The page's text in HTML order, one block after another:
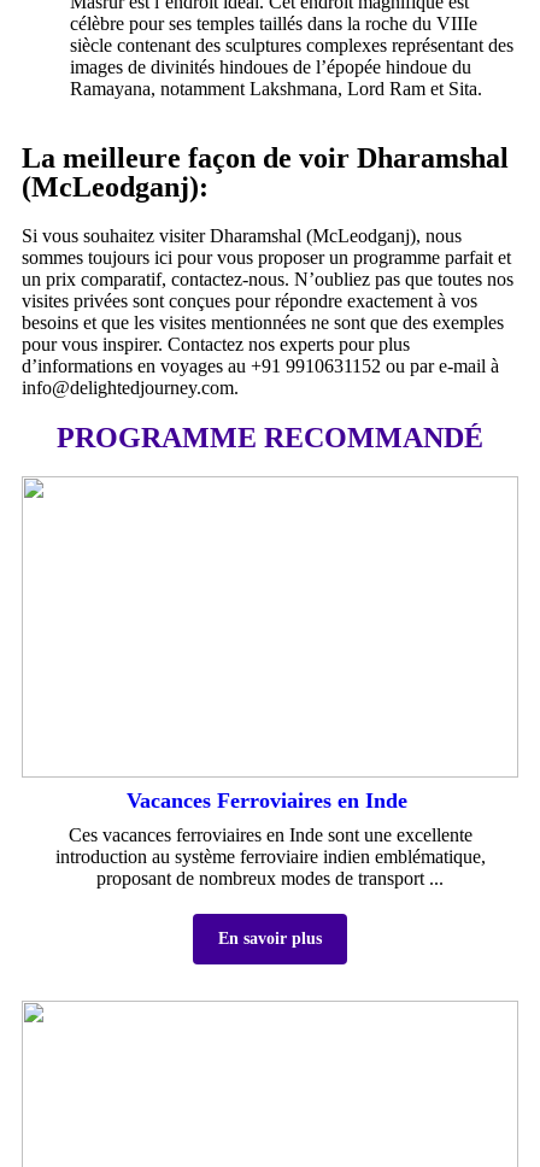
célèbre pour ses temples taillés dans la roche du VIIIe
siècle contenant des sculptures complexes représentant des
images de divinités hindoues de l’épopée hindoue du
Ramayana, notamment Lakshmana, Lord Ram et Sita.
La meilleure façon de voir Dharamshal
(McLeodganj):
Si vous souhaitez visiter Dharamshal (McLeodganj), nous
sommes toujours ici pour vous proposer un programme parfait et
un prix comparatif, contactez-nous. N’oubliez pas que toutes nos
visites privées sont conçues pour répondre exactement à vos
besoins et que les visites mentionnées ne sont que des exemples
pour vous inspirer. Contactez nos experts pour plus
d’informations en voyages au +91 9910631152 ou par e-mail à
info@delightedjourney.com.
PROGRAMME RECOMMANDÉ
Vacances Ferroviaires en Inde
Ces vacances ferroviaires en Inde sont une excellente
introduction au système ferroviaire indien emblématique,
proposant de nombreux modes de transport ...
En savoir plus